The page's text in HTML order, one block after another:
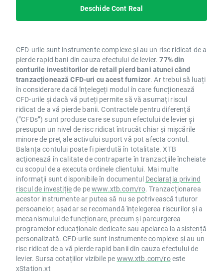
Deschide Cont Real
CFD-urile sunt instrumente complexe și au un risc ridicat de a
pierde rapid bani din cauza efectului de levier.77% din
conturile investitorilor de retail pierd bani atunci când
tranzacționează CFD-uri cu acest furnizor. Ar trebui să luați
în considerare dacă înțelegeți modul în care funcționează
CFD-urile și dacă vă puteți permite să vă asumați riscul
ridicat de a vă pierde banii. Contractele pentru diferență
(”CFDs”) sunt produse care se supun efectului de levier și
presupun un nivel de risc ridicat întrucât chiar și mișcările
minore de preț ale activului suport vă pot afecta contul.
Balanța contului poate fi pierdută în totalitate. XTB
acţionează în calitate de contraparte în tranzacţiile încheiate
cu scopul de a executa ordinele clientului. Mai multe
informații sunt disponibile în documentul Declarația privind
riscul de investițiede pewww.xtb.com/ro. Tranzacționarea
acestor instrumente ar putea să nu se potrivească tuturor
persoanelor, așadar se recomandă înțelegerea riscurilor și a
mecanismului de funcționare, precum și parcurgerea
programelor educaționale dedicate sau apelarea la asistență
personalizată. CFD-urile sunt instrumente complexe și au un
risc ridicat de a vă pierde rapid banii din cauza efectului de
levier. Sursa cotațiilor vizibile pe www.xtb.com/roeste
xStation.xt